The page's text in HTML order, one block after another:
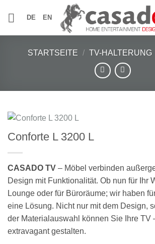
DE EN
STARTSEITE / TV-HALTERUNG
Conforte L 3200 L
CASADO TV – Möbel verbinden
Design mit Funktionalität. Ob nun für Ihr
Lounge oder für Büroräume; wir haben
eine Lösung. Nicht nur mit dem Design,
der Materialauswahl können Sie Ihre TV
extravagant gestalten.